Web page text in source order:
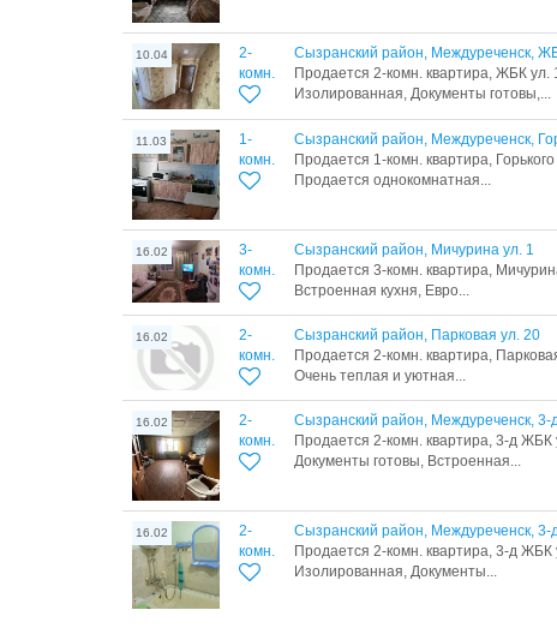
10.04
2-
комн.
Сызранский район, Междуреченск,
Продается 2-комн. квартира, ЖБК ул.
Изолированная, Документы готовы,...
11.03
1-
комн.
Сызранский район, Междуреченск,
Продается 1-комн. квартира,
Продается однокомнатная...
16.02
3-
комн.
Сызранский район, Мичурина ул. 1
Продается 3-комн. квартира,
Встроенная кухня, Евро...
16.02
2-
комн.
Сызранский район, Парковая ул. 20
Продается 2-комн. квартира,
Очень теплая и уютная...
16.02
2-
комн.
Сызранский район, Междуреченск,
Продается 2-комн. квартира, 3-д
Документы готовы, Встроенная...
16.02
2-
комн.
Сызранский район, Междуреченск, 3-
Продается 2-комн. квартира, 3-д
Изолированная, Документы...